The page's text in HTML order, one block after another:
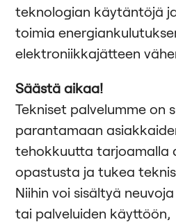
teknologian käytäntöjä
toimia
elektroniikkajätteen
Säästä aikaa!
Tekniset palvelumme on
parantamaan
tehokkuutta tarjoamalla
opastusta ja tukea
Niihin voi sisältyä
tai palveluiden käyttöön,